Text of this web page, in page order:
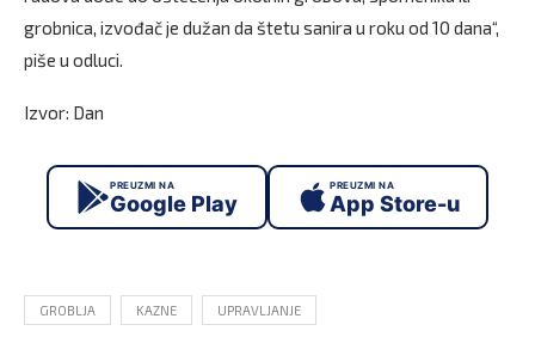
grobnica, izvođač je dužan da štetu sanira u roku od 10 dana“,
piše u odluci.
Izvor: Dan
PREUZMI NA
Google Play
PREUZMI NA
App Store-u
GROBLJA KAZNE UPRAVLJANJE